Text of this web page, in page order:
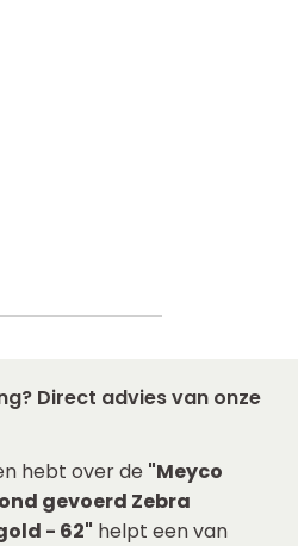
Direct advies van onze
hebt over de "Meyco
gevoerd Zebra
- 62" helpt een van